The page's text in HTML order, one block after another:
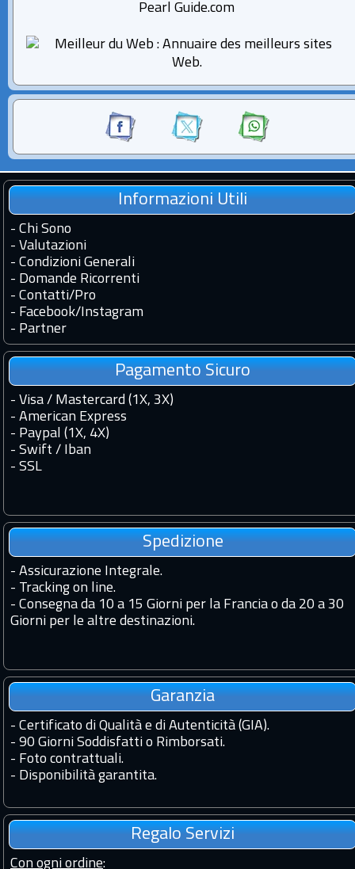
Pearl Guide.com
Informazioni Utili
- Chi Sono
- Valutazioni
- Condizioni Generali
- Domande Ricorrenti
- Contatti/Pro
- Facebook/Instagram
- Partner
Pagamento Sicuro
- Visa / Mastercard (1X, 3X)
- American Express
- Paypal (1X, 4X)
- Swift / Iban
- SSL
Spedizione
- Assicurazione Integrale.
- Tracking on line.
- Consegna da 10 a 15 Giorni per la Francia o da 20 a 30
Giorni per le altre destinazioni.
Garanzia
- Certificato di Qualità e di Autenticità (GIA).
- 90 Giorni Soddisfatti o Rimborsati.
- Foto contrattuali.
- Disponibilità garantita.
Regalo Servizi
Con ogni ordine: